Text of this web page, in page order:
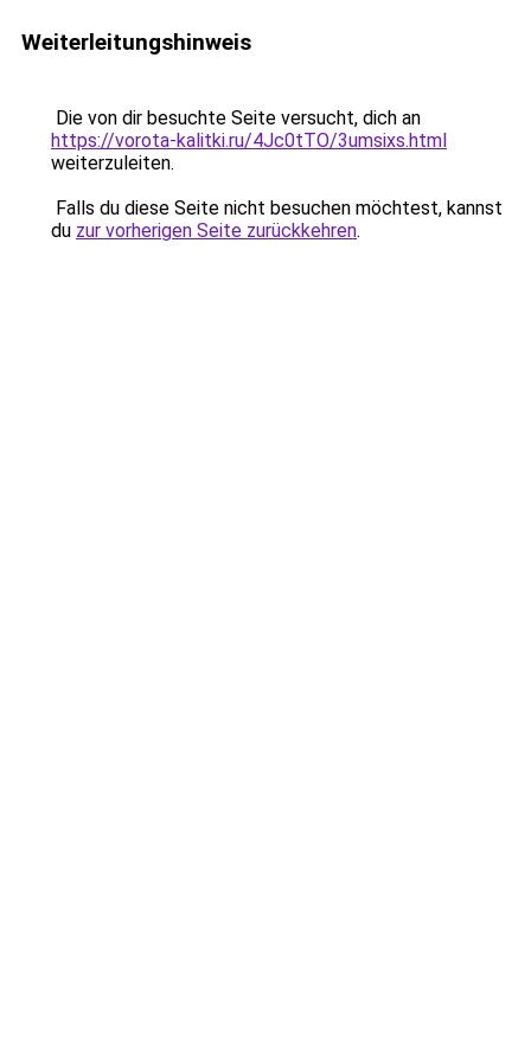
Weiterleitungshinweis
Die von dir besuchte Seite versucht, dich an
https://vorota-kalitki.ru/4Jc0tTO/3umsixs.html
weiterzuleiten.
Falls du diese Seite nicht besuchen möchtest, kannst
du zur vorherigen Seite zurückkehren.